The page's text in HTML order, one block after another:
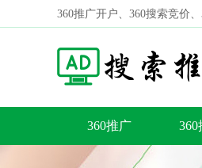
360推广开户、360搜索竞价
360推广 360
了-360推广